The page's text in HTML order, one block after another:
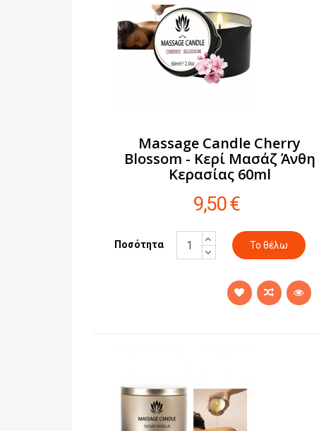
Massage Candle Cherry
Blossom - Κερί Μασάζ Άνθη
Κερασίας 60ml
9,50 €
Ποσότητα